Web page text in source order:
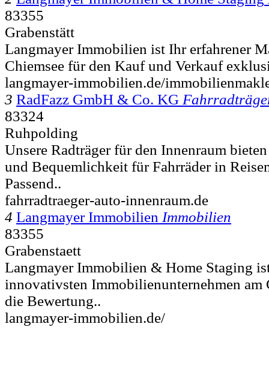
83355
Grabenstätt
Langmayer Immobilien ist Ihr erfahrener
Chiemsee für den Kauf und Verkauf
langmayer-immobilien.de/
3 RadFazz GmbH & Co. KG
83324
Ruhpolding
Unsere Radträger für den Innenraum
und Bequemlichkeit für Fahrräder in
Passend..
fahrradtraeger-auto-innenraum.de
4 Langmayer Immobilien Immobilien
83355
Grabenstaett
Langmayer Immobilien & Home Staging
innovativsten Immobilienunternehmen am
die Bewertung..
langmayer-immobilien.de/